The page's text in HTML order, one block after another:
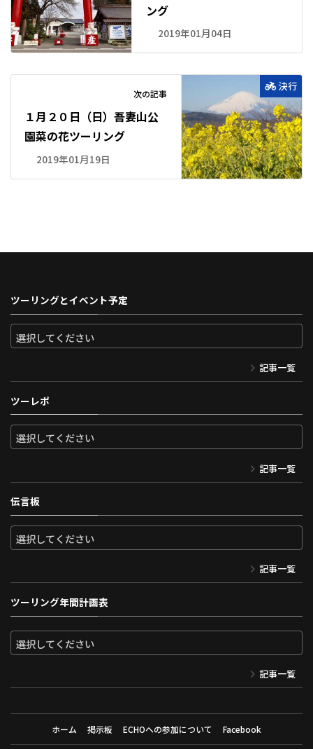
ング
2019年01月04日
決行
次の記事
１月２０日（日）吾妻山公
園菜の花ツーリング
2019年01月19日
ツーリングとイベント予定
記事一覧
ツーレポ
記事一覧
伝言板
記事一覧
ツーリング年間計画表
記事一覧
ホーム 掲示板 ECHOへの参加について Facebook